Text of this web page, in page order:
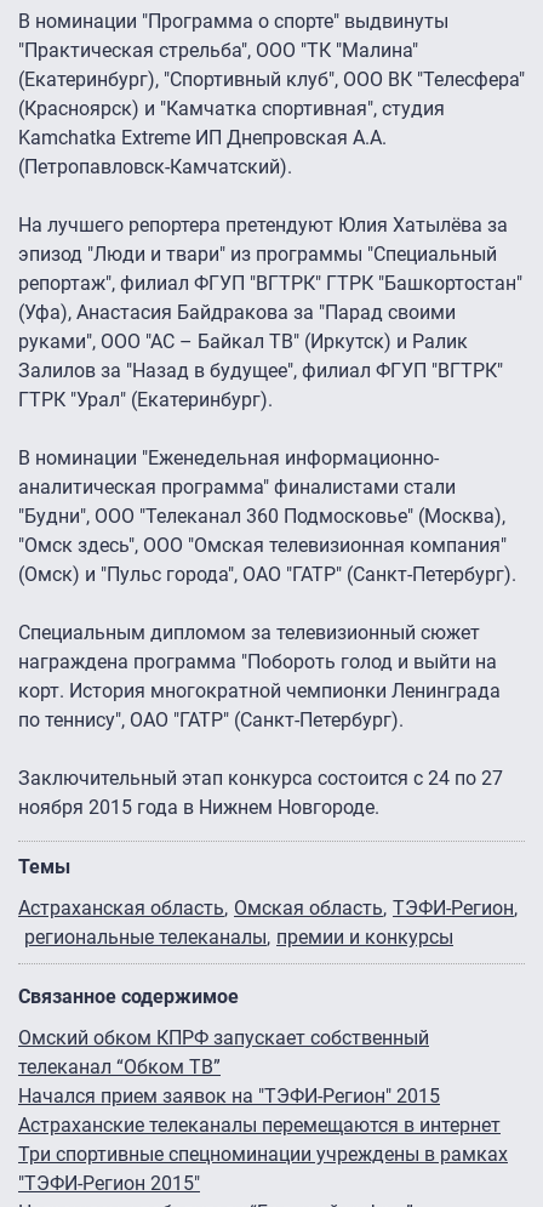
В номинации "Программа о спорте" выдвинуты
"Практическая стрельба", ООО "ТК "Малина"
(Екатеринбург), "Спортивный клуб", ООО ВК "Телесфера"
(Красноярск) и "Камчатка спортивная", студия
Kamchatka Extreme ИП Днепровская А.А.
(Петропавловск-Камчатский).
На лучшего репортера претендуют Юлия Хатылёва за
эпизод "Люди и твари" из программы "Специальный
репортаж", филиал ФГУП "ВГТРК" ГТРК "Башкортостан"
(Уфа), Анастасия Байдракова за "Парад своими
руками", ООО "АС – Байкал ТВ" (Иркутск) и Ралик
Залилов за "Назад в будущее", филиал ФГУП "ВГТРК"
ГТРК "Урал" (Екатеринбург).
В номинации "Еженедельная информационно-
аналитическая программа" финалистами стали
"Будни", ООО "Телеканал 360 Подмосковье" (Москва),
"Омск здесь", ООО "Омская телевизионная компания"
(Омск) и "Пульс города", ОАО "ГАТР" (Санкт-Петербург).
Специальным дипломом за телевизионный сюжет
награждена программа "Побороть голод и выйти на
корт. История многократной чемпионки Ленинграда
по теннису", ОАО "ГАТР" (Санкт-Петербург).
Заключительный этап конкурса состоится с 24 по 27
ноября 2015 года в Нижнем Новгороде.
Темы
Астраханская область Омская область ТЭФИ-Регион
региональные телеканалы премии и конкурсы
Связанное содержимое
Омский обком КПРФ запускает собственный
телеканал “Обком ТВ”
Начался прием заявок на "ТЭФИ-Регион" 2015
Астраханские телеканалы перемещаются в интернет
Три спортивные спецноминации учреждены в рамках
"ТЭФИ-Регион 2015"